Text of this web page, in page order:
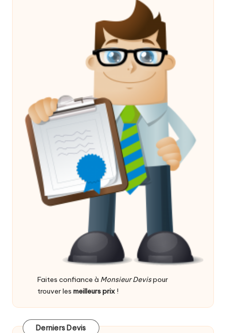
Faites confiance à Monsieur Devispour
trouver les meilleurs prix!
Derniers Devis